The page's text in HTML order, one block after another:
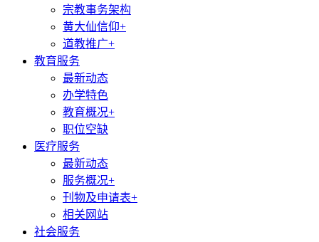
宗教事务架构
黄大仙信仰+
道教推广+
教育服务
最新动态
办学特色
教育概况+
职位空缺
医疗服务
最新动态
服务概况+
刊物及申请表+
相关网站
社会服务